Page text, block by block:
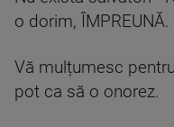
o dorim, ÎMPREUNĂ.
Vă mulțumesc
pot ca să o onorez.